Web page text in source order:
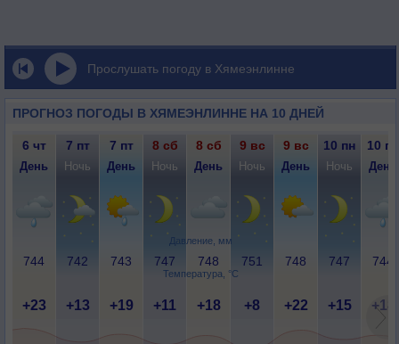
Прослушать погоду в Хямеэнлинне
ПРОГНОЗ ПОГОДЫ В ХЯМЕЭНЛИННЕ НА 10 ДНЕЙ
Давление, мм
Температура, °C
6 чт 7 пт 7 пт 8 сб 8 сб 9 вс 9 вс 10 пн 10 пн
День Ночь День Ночь День Ночь День Ночь День
744 742 743 747 748 751 748 747 744
+23 +13 +19 +11 +18 +8 +22 +15 +18